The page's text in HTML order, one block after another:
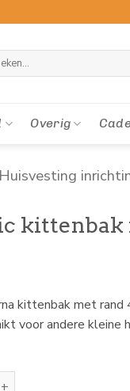
Overig
Huisvesting
kittenbak
kittenbak met
voor andere kleine
met rand 42 cm,